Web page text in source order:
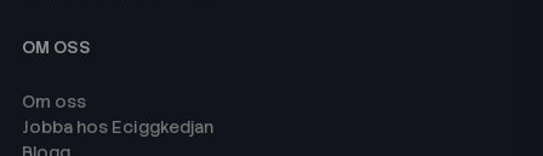
OM OSS
Om oss
Jobba hos Eciggkedjan